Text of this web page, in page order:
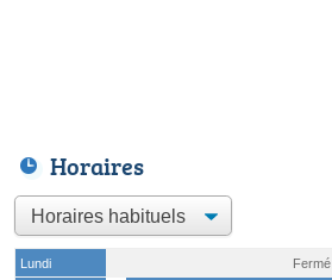
Horaires
Lundi
Fermé